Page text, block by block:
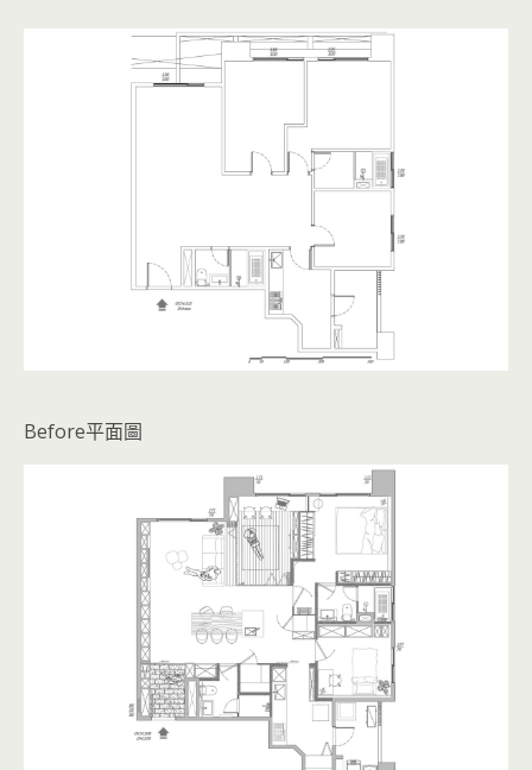
Before平面圖